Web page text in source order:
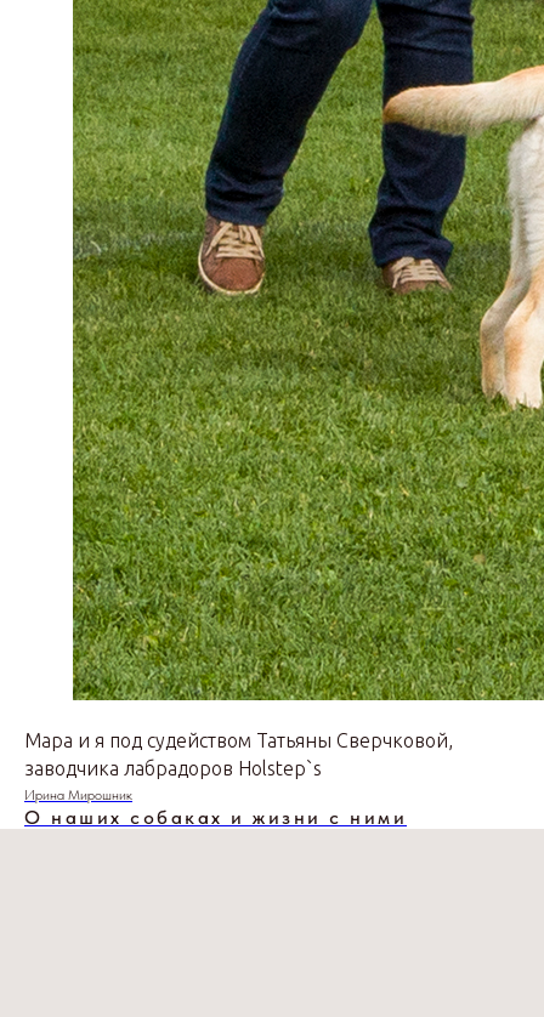
Мара и я под судейством Татьяны Сверчковой,
заводчика лабрадоров Holstep`s
Ирина Мирошник
О наших собаках и жизни с ними